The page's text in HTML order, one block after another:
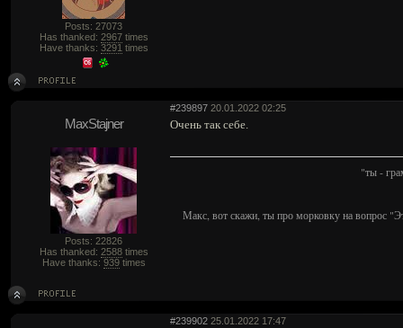
Posts: 27073
Has thanked: 2967times
Have thanks: 3291 times
#239897 20.01.2022 02:25
MaxStajner
Posts: 22826
Has thanked: 2588times
Have thanks: 939times
Очень так себе.
"ты -
Макс, вот скажи, ты про морковку на вопрос
#239902 25.01.2022 17:47